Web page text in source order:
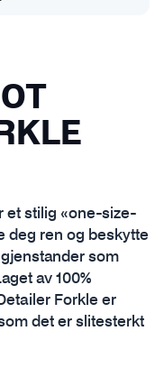
et stilig «one-size-
deg ren og beskytte
som
av 100%
Forkle er
det er slitesterkt